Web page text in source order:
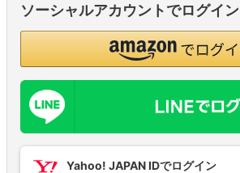
ソーシャルアカウントでログイン
Yahoo! JAPAN IDでログイン